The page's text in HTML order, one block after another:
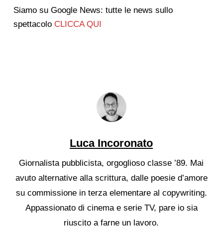
Siamo su Google News: tutte le news sullo
spettacolo CLICCA QUI
Luca Incoronato
Giornalista pubblicista, orgoglioso classe ’89. Mai
avuto alternative alla scrittura, dalle poesie d’amore
su commissione in terza elementare al copywriting.
Appassionato di cinema e serie TV, pare io sia
riuscito a farne un lavoro.